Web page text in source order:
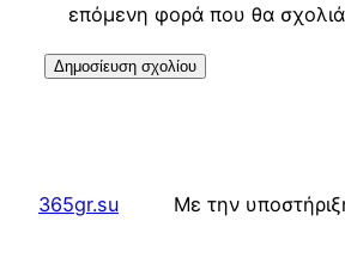
επόμενη φορά που θα
365gr.su Με την